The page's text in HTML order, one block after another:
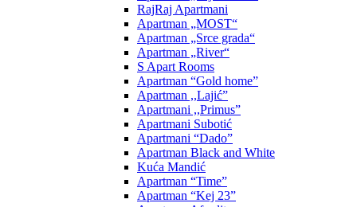
RajRaj Apartmani
Apartman „MOST“
Apartman „Srce grada“
Apartman „River“
S Apart Rooms
Apartman “Gold home”
Apartman ,,Lajić”
Apartmani ,,Primus”
Apartmani Subotić
Apartmani “Dado”
Apartman Black and White
Kuća Mandić
Apartman “Time”
Apartman “Kej 23”